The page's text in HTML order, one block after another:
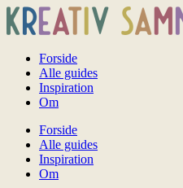
Forside
Alle guides
Inspiration
Om
Forside
Alle guides
Inspiration
Om